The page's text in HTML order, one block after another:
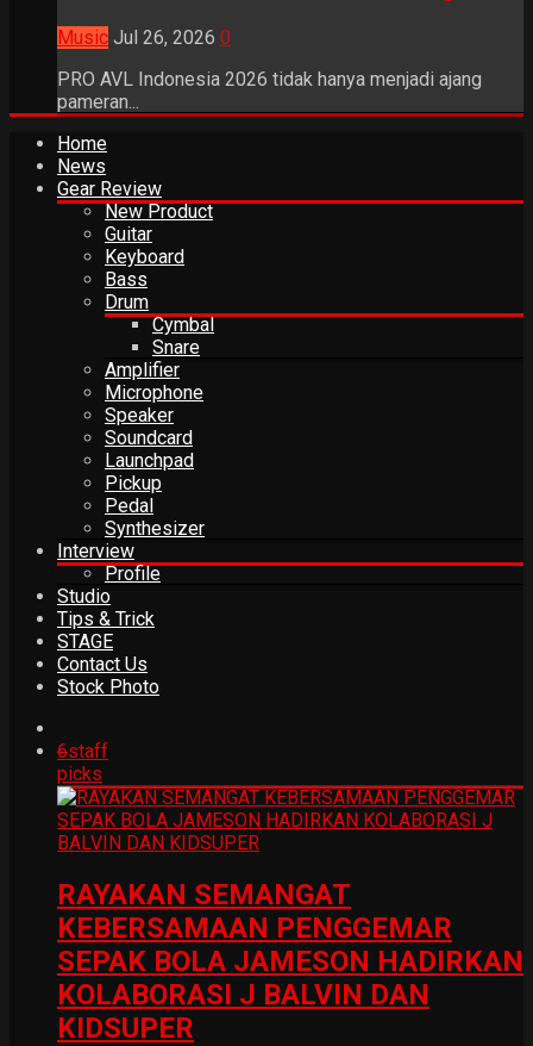
Music Jul 26, 2026 0
PRO AVL Indonesia 2026 tidak hanya menjadi ajang
pameran...
Home
News
Gear Review
New Product
Guitar
Keyboard
Bass
Drum
Cymbal
Snare
Amplifier
Microphone
Speaker
Soundcard
Launchpad
Pickup
Pedal
Synthesizer
Interview
Profile
Studio
Tips & Trick
STAGE
Contact Us
Stock Photo
6staff
picks
RAYAKAN SEMANGAT
KEBERSAMAAN PENGGEMAR
SEPAK BOLA JAMESON HADIRKAN
KOLABORASI J BALVIN DAN
KIDSUPER